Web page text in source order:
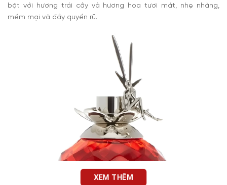
bật với hương trái cây và hương hoa tươi mát, nhẹ nhàng,
mềm mại và đầy quyến rũ.
XEM THÊM